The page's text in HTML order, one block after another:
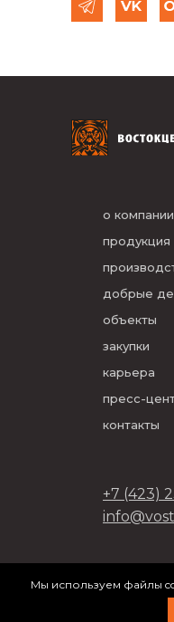
о компании
продукция
добрые
объекты
закупки
карьера
пресс-
контакты
+7 (423)
разработано
Мы используем файлы